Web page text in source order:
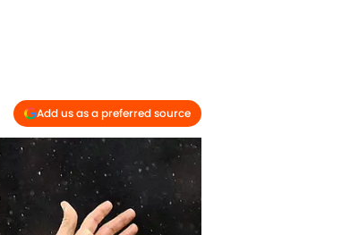
Add us as a preferred source